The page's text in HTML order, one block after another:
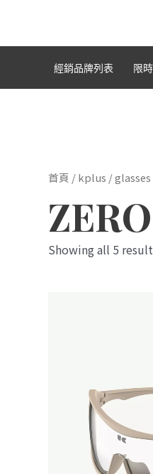
主
經銷品牌列表 限
首頁 /kplus /glasses
ZERO
Showing all 5